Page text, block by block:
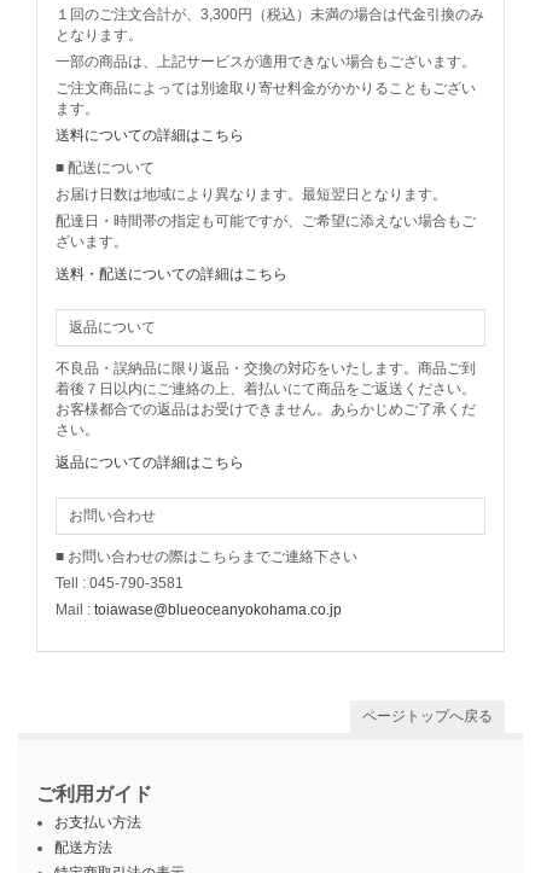
１回のご注文合計が、3,300円（税込）未満の場合は代金引換のみ
となります。
一部の商品は、上記サービスが適用できない場合もございます。
ご注文商品によっては別途取り寄せ料金がかかりることもござい
ます。
送料についての詳細はこちら
■ 配送について
お届け日数は地域により異なります。最短翌日となります。
配達日・時間帯の指定も可能ですが、ご希望に添えない場合もご
ざいます。
送料・配送についての詳細はこちら
返品について
不良品・誤納品に限り返品・交換の対応をいたします。商品ご到
着後７日以内にご連絡の上、着払いにて商品をご返送ください。
お客様都合での返品はお受けできません。あらかじめご了承くだ
さい。
返品についての詳細はこちら
お問い合わせ
■ お問い合わせの際はこちらまでご連絡下さい
Tell : 045-790-3581
Mail : toiawase@blueoceanyokohama.co.jp
ページトップへ戻る
ご利用ガイド
お支払い方法
配送方法